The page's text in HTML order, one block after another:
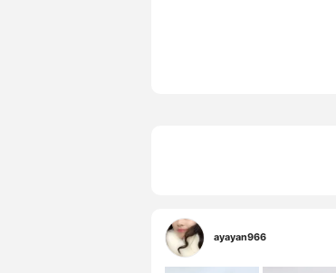
薬用成分
放置時間
ayayan966